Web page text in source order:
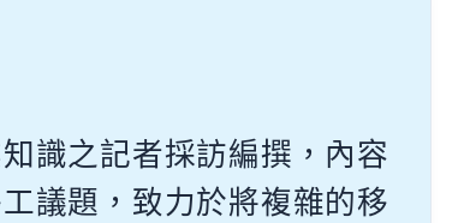
識之記者採訪編撰，內容
議題，致力於將複雜的移